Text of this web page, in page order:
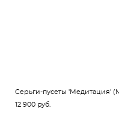
Cерьги-пусеты 'Медитация'
12 900 pуб.